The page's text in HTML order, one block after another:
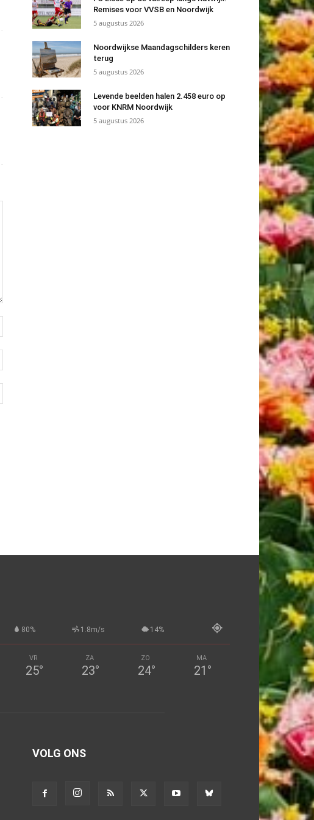
Remises voor VVSB en Noordwijk
5 augustus 2026
Noordwijkse Maandagschilders keren
terug
5 augustus 2026
Levende beelden halen 2.458 euro op
voor KNRM Noordwijk
5 augustus 2026
80% 1.8m/s 14%
VR
25°
ZA
23°
ZO
24°
MA
21 °
VOLG ONS